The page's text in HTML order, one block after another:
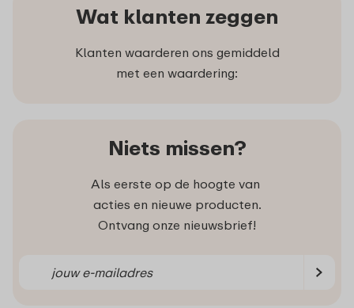
Wat klanten zeggen
Klanten waarderen ons gemiddeld
met een waardering:
Niets missen?
Als eerste op de hoogte van
acties en nieuwe producten.
Ontvang onze nieuwsbrief!